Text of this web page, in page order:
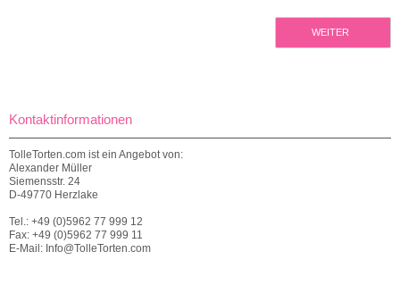
WEITER
Kontaktinformationen
TolleTorten.com ist ein Angebot von:
Alexander Müller
Siemensstr. 24
D-49770 Herzlake
Tel.: +49 (0)5962 77 999 12
Fax: +49 (0)5962 77 999 11
E-Mail: Info@TolleTorten.com